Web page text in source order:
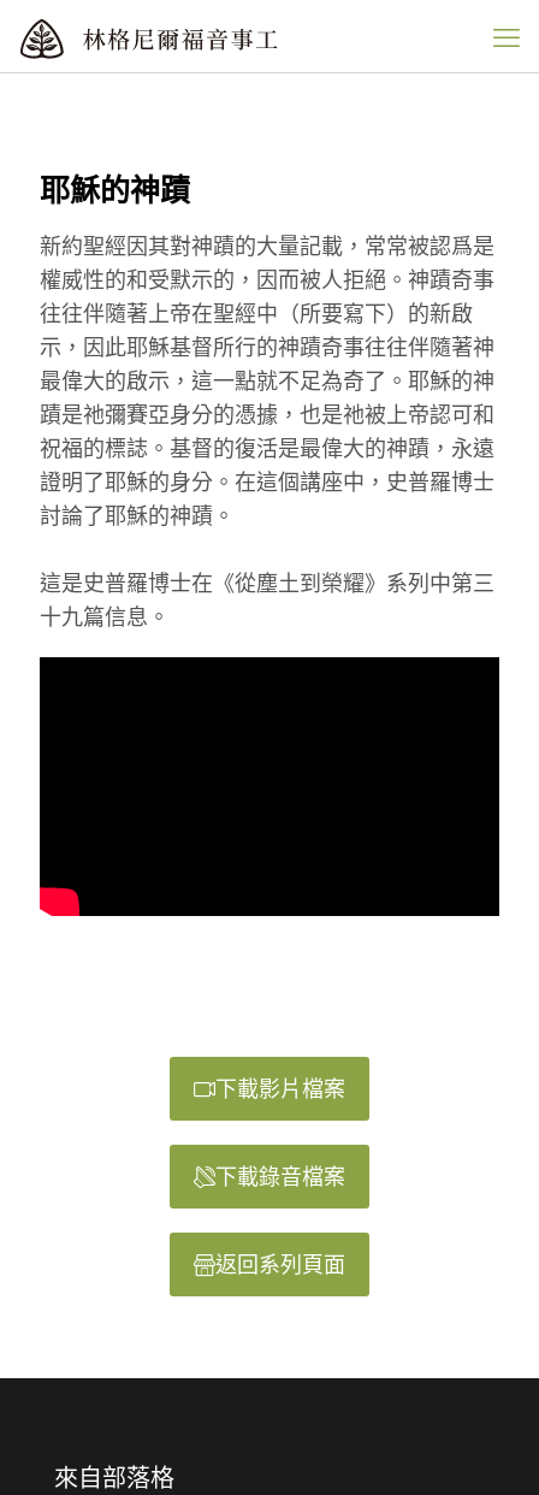
耶穌的神蹟
新約聖經因其對神蹟的大量記載，常常被認爲是
權威性的和受默示的，因而被人拒絕。神蹟奇事
往往伴隨著上帝在聖經中（所要寫下）的新啟
示，因此耶穌基督所行的神蹟奇事往往伴隨著神
最偉大的啟示，這一點就不足為奇了。耶穌的神
蹟是祂彌賽亞身分的憑據，也是祂被上帝認可和
祝福的標誌。基督的復活是最偉大的神蹟，永遠
證明了耶穌的身分。在這個講座中，史普羅博士
討論了耶穌的神蹟。
這是史普羅博士在《從塵土到榮耀》系列中第三
十九篇信息。
下載影片檔案
下載錄音檔案
返回系列頁面
來自部落格